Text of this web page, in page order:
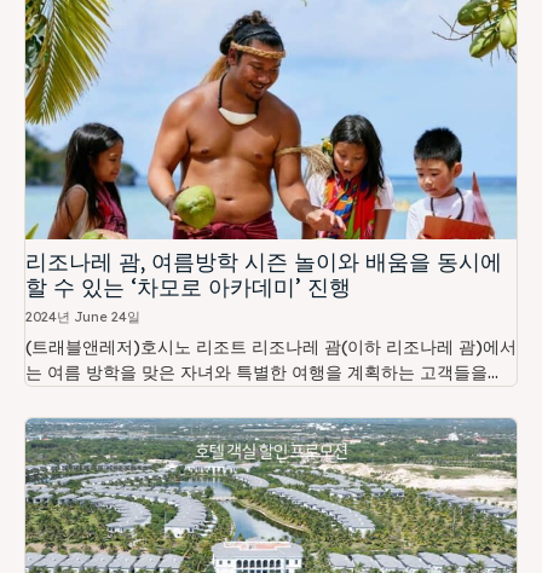
리조나레 괌, 여름방학 시즌 놀이와 배움을 동시에
할 수 있는 ‘차모로 아카데미’ 진행
2024년 June 24일
(트래블앤레저)호시노 리조트 리조나레 괌(이하 리조나레 괌)에서
는 여름 방학을 맞은 자녀와 특별한 여행을 계획하는 고객들을...